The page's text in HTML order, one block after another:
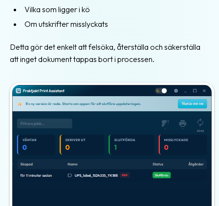
Vilka som ligger i kö
Om utskrifter misslyckats
Detta gör det enkelt att felsöka, återställa och säkerställa
att inget dokument tappas bort i processen.